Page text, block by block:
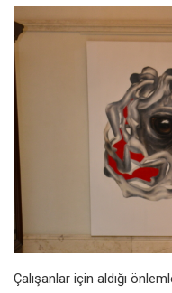
Çalışanlar için aldığı